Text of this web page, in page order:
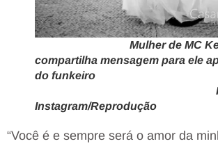
Mulher de MC
compartilha mensagem para ele
do funkeiro
Instagram/Reprodução
“Você é e sempre será o amor da